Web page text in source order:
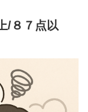
/８７点以